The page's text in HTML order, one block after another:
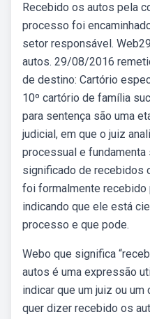
Recebido os autos pela
processo foi
setor responsável.
autos. 29/08/2016
de destino: Cartório
10º cartório de família
para sentença são uma
judicial, em que o juiz
processual e fundamenta
significado de recebidos
foi formalmente
indicando que ele está
processo e que pode.
Webo que significa
autos é uma expressão
indicar que um juiz ou um
quer dizer recebido os